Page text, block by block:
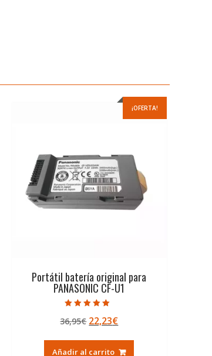
¡OFERTA!
Portátil batería original para
PANASONIC CF-U1
5.00
de 5
36,95€ El
original
22,23€El
actual
Añadir al carrito